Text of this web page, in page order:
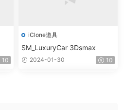
10
iClone道具
SM_LuxuryCar 3Dsmax
2024-01-30 10